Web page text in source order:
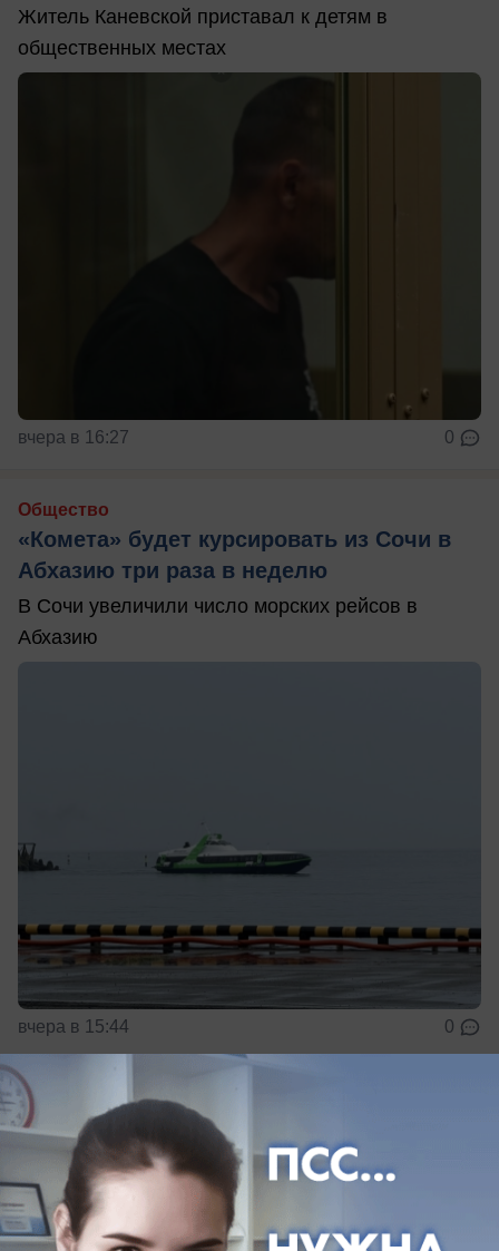
Житель Каневской приставал к детям в
общественных местах
вчера в 16:27 0
Общество
«Комета» будет курсировать из Сочи в
Абхазию три раза в неделю
В Сочи увеличили число морских рейсов в
Абхазию
вчера в 15:44 0
Обращение в редакцию
Двор в Краснодаре превратился в
канализационное болото
Жители Прикубанского округа живут бок о бок с
вонючей лужей